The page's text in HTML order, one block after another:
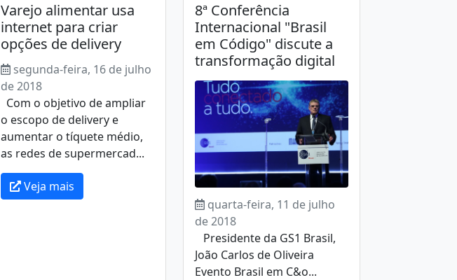
Varejo alimentar usa
internet para criar
opções de delivery
segunda-feira, 16 de julho
de 2018
Com o objetivo de ampliar
o escopo de delivery e
aumentar o tíquete médio,
as redes de supermercad...
Veja mais
8ª Conferência
Internacional "Brasil
em Código" discute a
transformação digital
quarta-feira, 11 de julho
de 2018
Presidente da GS1 Brasil,
João Carlos de Oliveira
Evento Brasil em C&o...